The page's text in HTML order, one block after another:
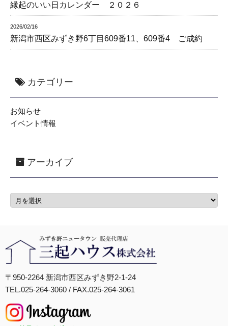
縁起のいい日カレンダー ２０２６
2026/02/16
新潟市西区みずき野6丁目609番11、609番4 ご成約
カテゴリー
お知らせ
イベント情報
アーカイブ
〒950-2264 新潟市西区みずき野2-1-24
TEL.025-264-3060 / FAX.025-264-3061